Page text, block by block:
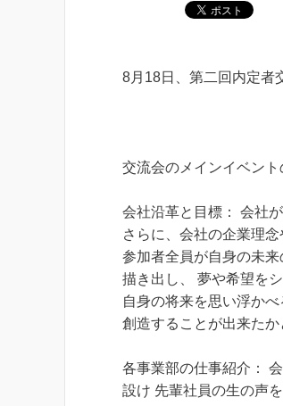
8月18日、第二回内定者
交流会のメインイベン
会社沿革と目標： 会社
さらに、会社の企業理念
参加者全員が自身の未
描き出し、 夢や希望を
自身の将来を思い浮か
創造することが出来たか
各事業部の仕事紹介：
設け 先輩社員の生の声